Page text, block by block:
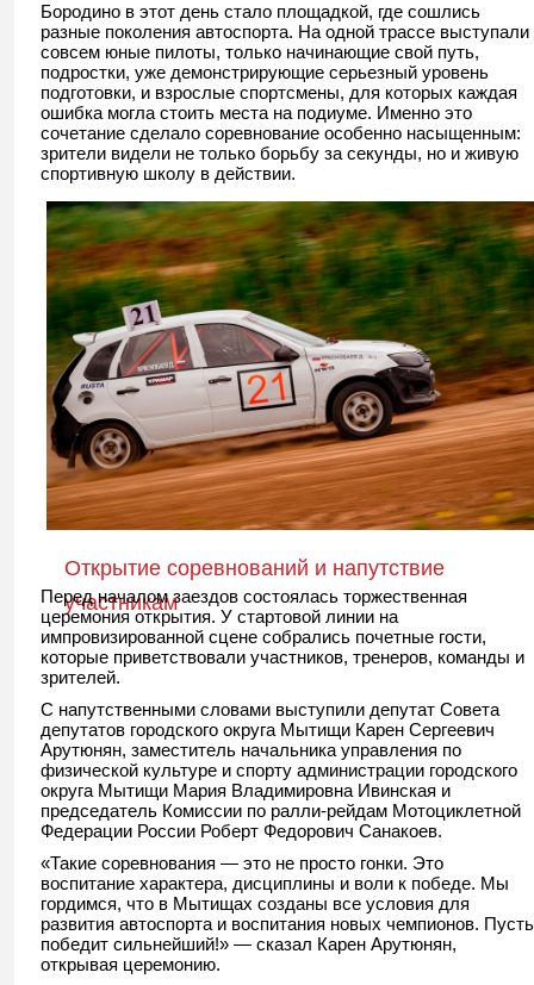
Бородино в этот день стало площадкой, где сошлись
разные поколения автоспорта. На одной трассе выступали
совсем юные пилоты, только начинающие свой путь,
подростки, уже демонстрирующие серьезный уровень
подготовки, и взрослые спортсмены, для которых каждая
ошибка могла стоить места на подиуме. Именно это
сочетание сделало соревнование особенно насыщенным:
зрители видели не только борьбу за секунды, но и живую
спортивную школу в действии.
Открытие соревнований и напутствие
участникам
Перед началом заездов состоялась торжественная
церемония открытия. У стартовой линии на
импровизированной сцене собрались почетные гости,
которые приветствовали участников, тренеров, команды и
зрителей.
С напутственными словами выступили депутат Совета
депутатов городского округа Мытищи Карен Сергеевич
Арутюнян, заместитель начальника управления по
физической культуре и спорту администрации городского
округа Мытищи Мария Владимировна Ивинская и
председатель Комиссии по ралли-рейдам Мотоциклетной
Федерации России Роберт Федорович Санакоев.
«Такие соревнования — это не просто гонки. Это
воспитание характера, дисциплины и воли к победе. Мы
гордимся, что в Мытищах созданы все условия для
развития автоспорта и воспитания новых чемпионов. Пусть
победит сильнейший!» — сказал Карен Арутюнян,
открывая церемонию.